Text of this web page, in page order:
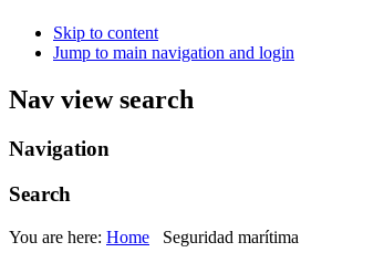
Skip to content
Jump to main navigation and login
Nav view search
Navigation
Search
You are here: Home
Seguridad marítima